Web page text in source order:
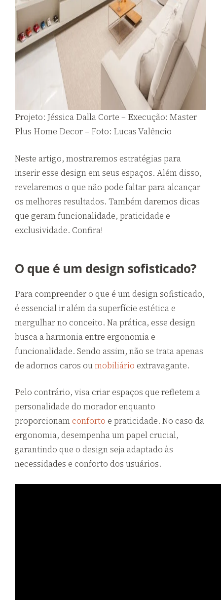
Projeto: Jéssica Dalla Corte – Execução: Master
Plus Home Decor – Foto: Lucas Valêncio
Neste artigo, mostraremos estratégias para
inserir esse design em seus espaços. Além disso,
revelaremos o que não pode faltar para alcançar
os melhores resultados. Também daremos dicas
que geram funcionalidade, praticidade e
exclusividade. Confira!
O que é um design sofisticado?
Para compreender o que é um design sofisticado,
é essencial ir além da superfície estética e
mergulhar no conceito. Na prática, esse design
busca a harmonia entre ergonomia e
funcionalidade. Sendo assim, não se trata apenas
de adornos caros oumobiliário extravagante.
Pelo contrário, visa criar espaços que refletem a
personalidade do morador enquanto
proporcionamconforto e praticidade. No caso da
ergonomia, desempenha um papel crucial,
garantindo que o design seja adaptado às
necessidades e conforto dos usuários.